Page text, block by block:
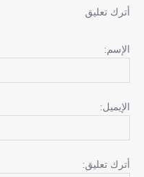
أترك تعليق
الإسم:
الإيميل:
أترك تعليق: